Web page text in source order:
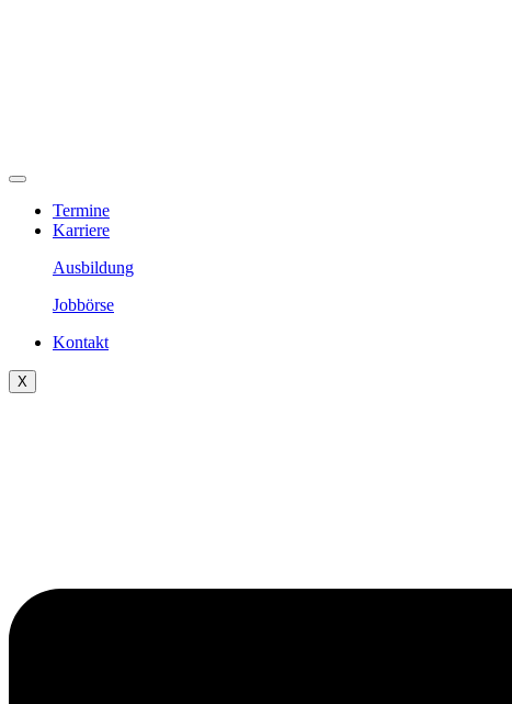
Termine
Karriere
Ausbildung
Jobbörse
Kontakt
X